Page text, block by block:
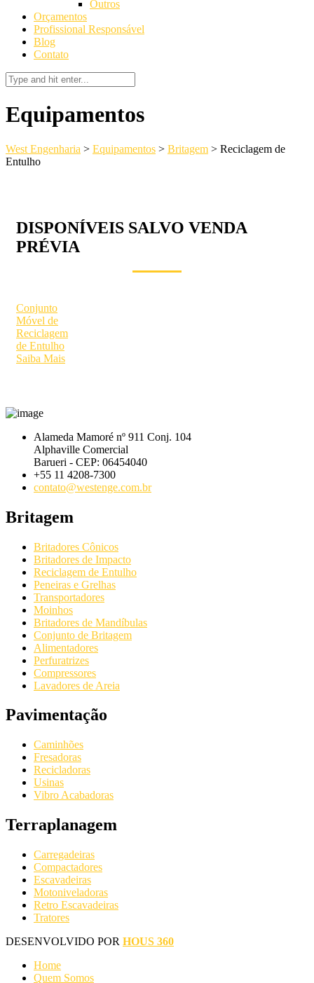
Outros
Orçamentos
Profissional Responsável
Blog
Contato
Equipamentos
West Engenharia > Equipamentos > Britagem > Reciclagem de
Entulho
DISPONÍVEIS SALVO VENDA
PRÉVIA
Conjunto
Móvel de
Reciclagem
de Entulho
Saiba Mais
Alameda Mamoré nº 911 Conj. 104
Alphaville Comercial
Barueri - CEP: 06454040
+55 11 4208-7300
contato@westenge.com.br
Britagem
Britadores Cônicos
Britadores de Impacto
Reciclagem de Entulho
Peneiras e Grelhas
Transportadores
Moinhos
Britadores de Mandíbulas
Conjunto de Britagem
Alimentadores
Perfuratrizes
Compressores
Lavadores de Areia
Pavimentação
Caminhões
Fresadoras
Recicladoras
Usinas
Vibro Acabadoras
Terraplanagem
Carregadeiras
Compactadores
Escavadeiras
Motoniveladoras
Retro Escavadeiras
Tratores
DESENVOLVIDO POR HOUS 360
Home
Quem Somos